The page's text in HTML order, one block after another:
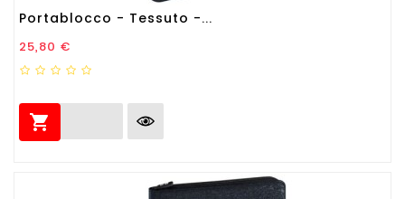
Portablocco - Tessuto -...
Prezzo
25,80 €
